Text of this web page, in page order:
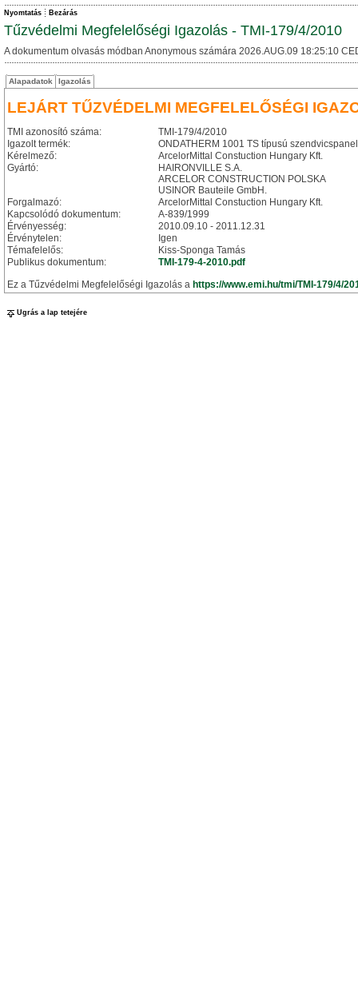
Nyomtatás Bezárás
Tűzvédelmi Megfelelőségi Igazolás - TMI-179/4/2010
A dokumentum olvasás módban Anonymous számára 2026.AUG.09 18:25:10
Alapadatok Igazolás
LEJÁRT TŰZVÉDELMI MEGFELELŐSÉGI
TMI azonosító száma:
TMI-179/4/2010
Igazolt termék:
ONDATHERM 1001 TS típusú szendvicspanel
Kérelmező:
ArcelorMittal Constuction Hungary Kft.
Gyártó:
HAIRONVILLE S.A.
ARCELOR CONSTRUCTION POLSKA
USINOR Bauteile GmbH.
Forgalmazó:
ArcelorMittal Constuction Hungary Kft.
Kapcsolódó dokumentum:
A-839/1999
Érvényesség:
2010.09.10 - 2011.12.31
Érvénytelen:
Igen
Témafelelős:
Kiss-Sponga Tamás
Publikus dokumentum:
TMI-179-4-2010.pdf
Ez a Tűzvédelmi Megfelelőségi Igazolás a https://www.emi.hu/tmi/TMI-179/4/
Ugrás a lap tetejére